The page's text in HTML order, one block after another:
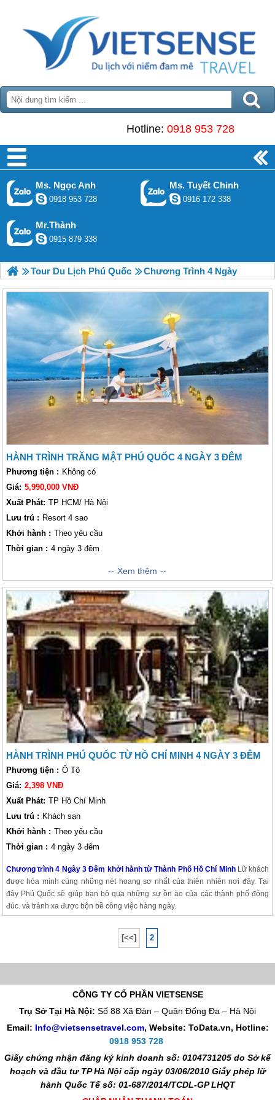
Hotline: 0918 953 728
Ms. Ngọc Anh
0918 953 728
Ms. Tuyết Chinh
0916 172 338
Mr.Thành
0915 879 338
Tour Du Lịch Phú Quốc Chương Trình 4 Ngày
HÀNH TRÌNH TRĂNG MẬT PHÚ QUỐC 4 NGÀY 3 ĐÊM
Phương tiện : Không có
Giá: 5,990,000 VNĐ
Xuất Phát: TP HCM/ Hà Nội
Lưu trú : Resort 4 sao
Khởi hành : Theo yêu cầu
Thời gian : 4 ngày 3 đêm
Trải nghiệm trăng mật ở Phú Quốc 4 ngày 3 đêm
bạn những giây thoải mái, phong cảnh yên bình rất trổi nên thơ. Ngoài ra
đôi bạn có thể đi tham quan các danh lam thắng cảnh nơi đây, hay tham
giác các chương trình trên biển đảo ra khơi câu cá, lặn ngắm san hô,
khám phá đảo hoang kỳ thú...
Xem thêm
HÀNH TRÌNH PHÚ QUỐC TỪ HỒ CHÍ MINH 4 NGÀY 3 ĐÊM
Phương tiện : Ô Tô
Giá: 2,398 VNĐ
Xuất Phát: TP Hồ Chí Minh
Lưu trú : Khách sạn
Khởi hành : Theo yêu cầu
Thời gian : 4 ngày 3 đêm
Chương trình 4 Ngày 3 Đêm khởi hành từ Thành Phố Hồ Chí MinhLữ khách
được hòa mình cùng những nét hoang sơ nhất của thiên nhiên nơi đây. Tại
đây Phú Quốc sẽ giúp bạn bỏ qua những sự ồn ào của các thành phố đông
đúc. và tránh xa được bộn bề công việc hàng ngày.
[<<] 2
CÔNG TY CỔ PHẦN VIETSENSE
Trụ Sở Tại Hà Nội: Số 88 Xã Đàn – Quận Đống Đa – Hà Nội
Email: Info@vietsensetravel.com, Website: ToData.vn, Hotline:
0918 953 728
Giấy chứng nhận đăng ký kinh doanh số: 0104731205 do Sở kế
hoạch và đầu tư TP Hà Nội cấp ngày 03/06/2010 Giấy phép lữ
hành Quốc Tế số: 01-687/2014/TCDL-GP LHQT